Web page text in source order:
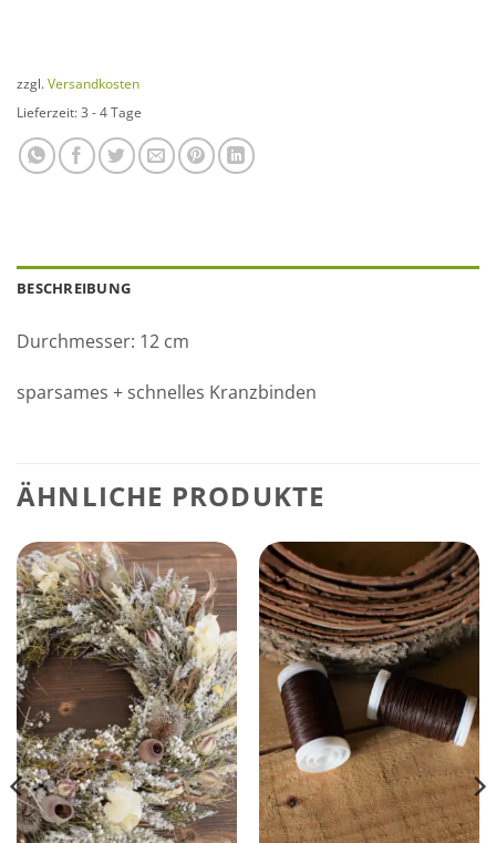
zzgl. Versandkosten
Lieferzeit: 3 - 4 Tage
BESCHREIBUNG
Durchmesser: 12 cm
sparsames + schnelles Kranzbinden
ÄHNLICHE PRODUKTE